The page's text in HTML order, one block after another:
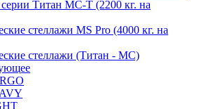
Титан МС-Т (2200 кг. на
стеллажи MS Pro (4000 кг. на
стеллажи (Титан - МС)